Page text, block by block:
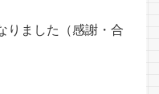
りました（感謝・合